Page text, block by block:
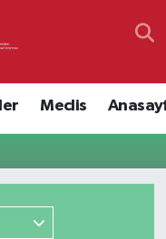
Meclis